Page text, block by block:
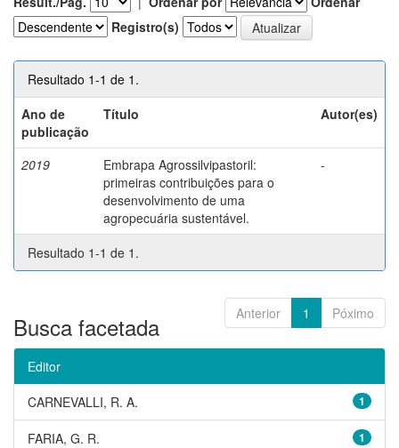
Registro(s)
Resultado 1-1 de 1.
Ano de
publicação
Título Autor(es)
2019
Embrapa Agrossilvipastoril:
primeiras contribuições para o
desenvolvimento de uma
agropecuária sustentável.
-
Resultado 1-1 de 1.
Anterior 1 Póximo
Busca facetada
Editor
1
CARNEVALLI, R. A.
1
FARIA, G. R.